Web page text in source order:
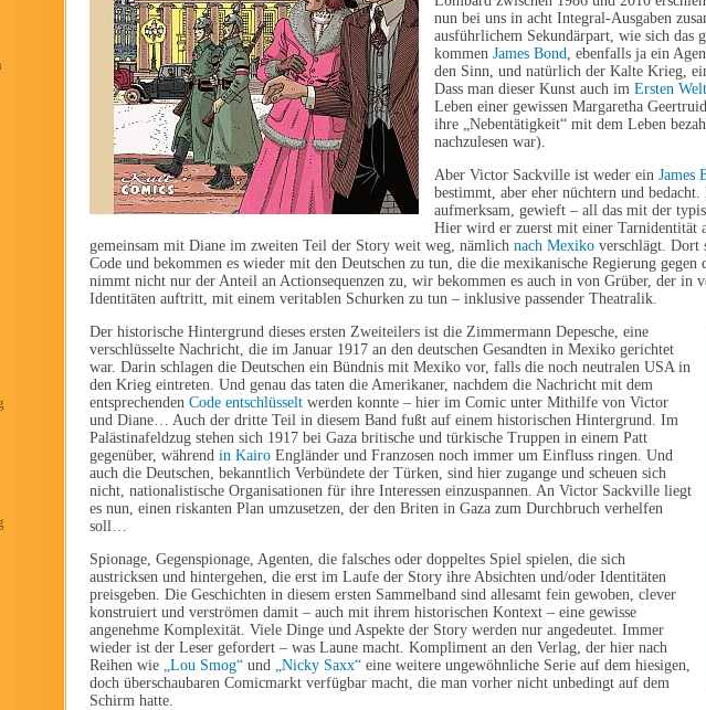
nun bei uns in acht Integral-Ausgaben
ausführlichem Sekundärpart, wie sich das
kommen James Bond, ebenfalls ja ein
den Sinn, und natürlich der Kalte Krieg,
Dass man dieser Kunst auch im Ersten
Leben einer gewissen Margaretha
ihre „Nebentätigkeit“ mit dem Leben
nachzulesen war).
Aber Victor Sackville ist weder ein James
bestimmt, aber eher nüchtern und
aufmerksam, gewieft – all das mit der
Hier wird er zuerst mit einer Tarnidentität
gemeinsam mit Diane im zweiten Teil der Story weit weg, nämlich nach Mexiko verschlägt. Dort
Code und bekommen es wieder mit den Deutschen zu tun, die die mexikanische Regierung
nimmt nicht nur der Anteil an Actionsequenzen zu, wir bekommen es auch in von Grüber, der in
Identitäten auftritt, mit einem veritablen Schurken zu tun – inklusive passender Theatralik.
Der historische Hintergrund dieses ersten Zweiteilers ist die Zimmermann Depesche, eine
verschlüsselte Nachricht, die im Januar 1917 an den deutschen Gesandten in Mexiko gerichtet
war. Darin schlagen die Deutschen ein Bündnis mit Mexiko vor, falls die noch neutralen USA in
den Krieg eintreten. Und genau das taten die Amerikaner, nachdem die Nachricht mit dem
entsprechenden Code entschlüsselt werden konnte – hier im Comic unter Mithilfe von Victor
und Diane… Auch der dritte Teil in diesem Band fußt auf einem historischen Hintergrund. Im
Palästinafeldzug stehen sich 1917 bei Gaza britische und türkische Truppen in einem Patt
gegenüber, während in Kairo Engländer und Franzosen noch immer um Einfluss ringen. Und
auch die Deutschen, bekanntlich Verbündete der Türken, sind hier zugange und scheuen sich
nicht, nationalistische Organisationen für ihre Interessen einzuspannen. An Victor Sackville liegt
es nun, einen riskanten Plan umzusetzen, der den Briten in Gaza zum Durchbruch verhelfen
soll…
Spionage, Gegenspionage, Agenten, die falsches oder doppeltes Spiel spielen, die sich
austricksen und hintergehen, die erst im Laufe der Story ihre Absichten und/oder Identitäten
preisgeben. Die Geschichten in diesem ersten Sammelband sind allesamt fein gewoben, clever
konstruiert und verströmen damit – auch mit ihrem historischen Kontext – eine gewisse
angenehme Komplexität. Viele Dinge und Aspekte der Story werden nur angedeutet. Immer
wieder ist der Leser gefordert – was Laune macht. Kompliment an den Verlag, der hier nach
Reihen wie „Lou Smog“ und „Nicky Saxx“ eine weitere ungewöhnliche Serie auf dem hiesigen,
doch überschaubaren Comicmarkt verfügbar macht, die man vorher nicht unbedingt auf dem
Schirm hatte.